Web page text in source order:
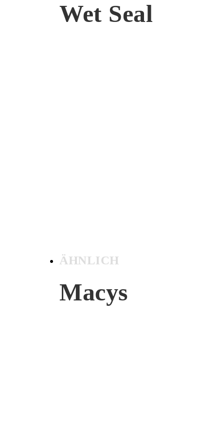
Wet Seal
ÄHNLICH
Macys